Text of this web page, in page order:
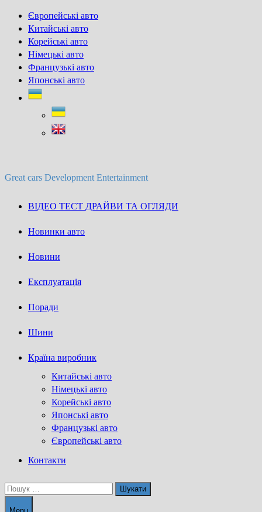
Skip
content
Європейські авто
Китайські авто
Корейські авто
Німецькі авто
Французькі авто
Японські авто
Great cars Development Entertainment
ВІДЕО ТЕСТ ДРАЙВИ ТА ОГЛЯДИ
Новинки авто
Новини
Експлуатація
Поради
Шини
Країна виробник
Китайські авто
Німецькі авто
Корейські авто
Японські авто
Французькі авто
Європейські авто
Контакти
Пошук: